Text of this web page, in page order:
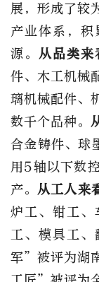
展，形成了较
产业体系，积
源。 从品类来
件、木工机械
璃机械配件、
数千个品种。
合金铸件、球
用5轴以下数
产。 从工人来
炉工、钳工、
工、模具工
军”被评为湖